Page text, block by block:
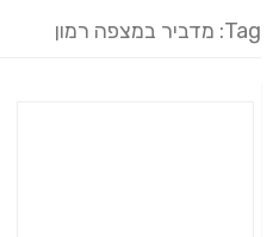
Tag: מדביר במצפה רמון